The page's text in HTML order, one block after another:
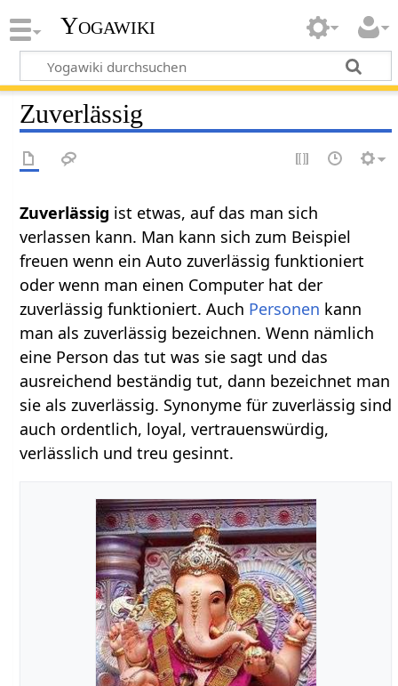
Yogawiki
Zuverlässig
ist etwas, auf das man sich
verlassen kann. Man kann sich zum Beispiel
freuen wenn ein Auto zuverlässig funktioniert
oder wenn man einen Computer hat der
zuverlässig funktioniert. Auch Personen kann
man als zuverlässig bezeichnen. Wenn nämlich
eine Person das tut was sie sagt und das
ausreichend beständig tut, dann bezeichnet man
sie als zuverlässig. Synonyme für zuverlässig sind
auch ordentlich, loyal, vertrauenswürdig,
verlässlich und treu gesinnt.